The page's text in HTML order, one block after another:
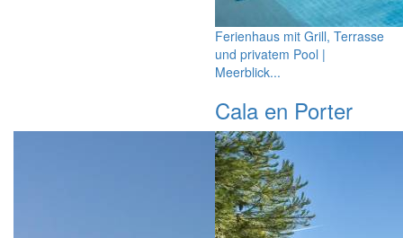
Ferienhaus mit Grill, Terrasse
und privatem Pool |
Meerblick...
Cala en Porter